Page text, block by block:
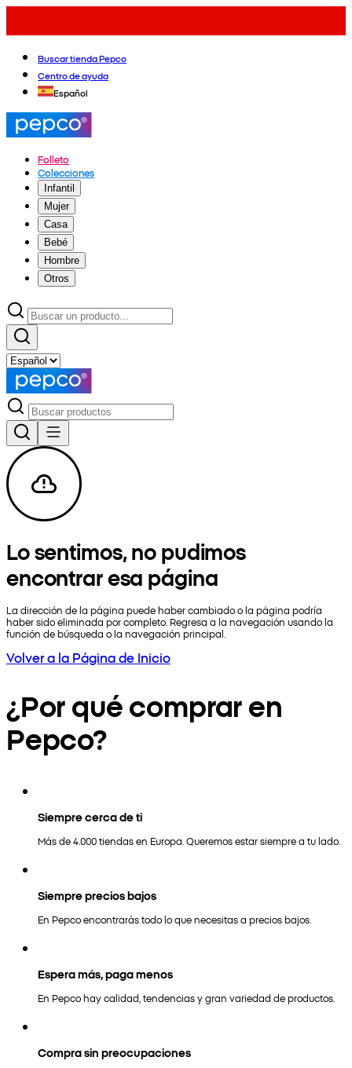
Buscar tienda Pepco
Centro de ayuda
Español
Folleto
Colecciones
Infantil
Mujer
Casa
Bebé
Hombre
Otros
Lo sentimos, no pudimos
encontrar esa página
La dirección de la página puede haber cambiado o la página podría
haber sido eliminada por completo. Regresa a la navegación usando la
función de búsqueda o la navegación principal.
Volver a la Página de Inicio
¿Por qué comprar en
Pepco?
Siempre cerca de ti
Más de 4.000 tiendas en Europa. Queremos estar siempre a tu lado.
Siempre precios bajos
En Pepco encontrarás todo lo que necesitas a precios bajos.
Espera más, paga menos
En Pepco hay calidad, tendencias y gran variedad de productos.
Compra sin preocupaciones